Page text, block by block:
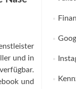
und in
und